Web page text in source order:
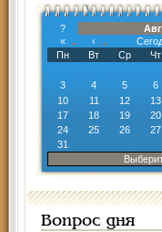
?
«
‹
Пн
Вт Ср Чт
3
4 5 6
10
11 12 13
17
18 19 20
24
25 26 27
31
Вопрос дня